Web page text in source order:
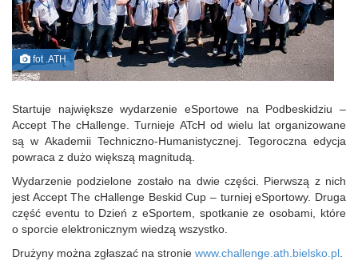
fot .ATH
Startuje największe wydarzenie eSportowe na Podbeskidziu –
Accept The cHallenge. Turnieje ATcH od wielu lat organizowane
są w Akademii Techniczno-Humanistycznej. Tegoroczna edycja
powraca z dużo większą magnitudą.
Wydarzenie podzielone zostało na dwie części. Pierwszą z nich
jest Accept The cHallenge Beskid Cup – turniej eSportowy. Druga
część eventu to Dzień z eSportem, spotkanie ze osobami, które
o sporcie elektronicznym wiedzą wszystko.
Drużyny można zgłaszać na stronie www.challenge.ath.bielsko.pl